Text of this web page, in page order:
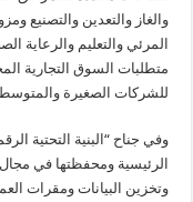
والغاز والتعدين والتصنيع
المرئي والتعليم والرعاية
للشركات الصغيرة
وفي جناح “البنية التحتية
الرئيسية ومحفظتها في مجال
وتخزين البيانات ومقرات